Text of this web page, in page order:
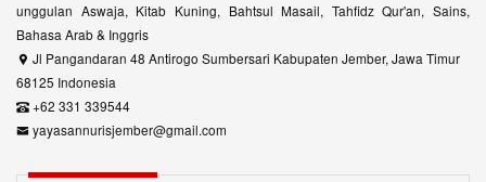
unggulan Aswaja, Kitab Kuning, Bahtsul Masail, Tahfidz Qur'an, Sains,
Bahasa Arab & Inggris
Jl Pangandaran 48 Antirogo Sumbersari Kabupaten Jember, Jawa Timur
68125 Indonesia
+62 331 339544
yayasannurisjember@gmail.com